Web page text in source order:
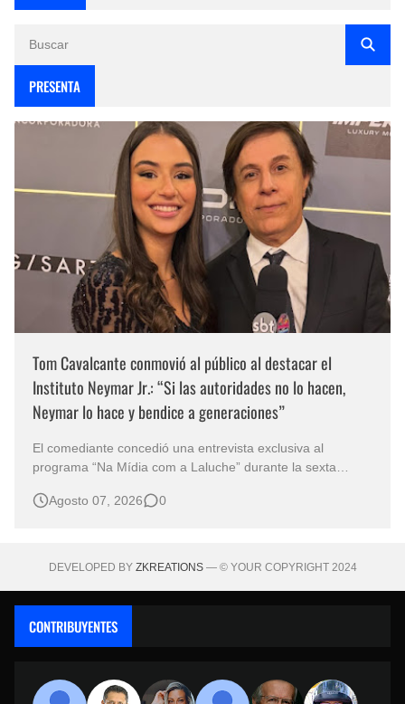
PRESENTA
Tom Cavalcante conmovió al público al destacar el
Instituto Neymar Jr.: “Si las autoridades no lo hacen,
Neymar lo hace y bendice a generaciones”
El comediante concedió una entrevista exclusiva al
programa “Na Mídia com a Laluche” durante la sexta
eventos benéficos más importantes de Brasil. En medio del
Agosto 07, 2026 0
DEVELOPED BY ZKREATIONS— © YOUR COPYRIGHT 2024
CONTRIBUYENTES